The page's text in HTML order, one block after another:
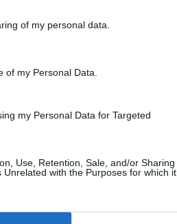
of my personal data.
of my Personal Data.
my Personal Data for Targeted
Use, Retention, Sale, and/or Sharing
with the Purposes for which it
con altri Paesi per gestire
Next article